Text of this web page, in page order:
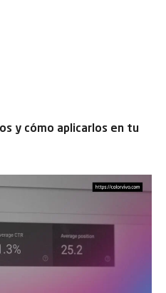
y cómo aplicarlos en tu